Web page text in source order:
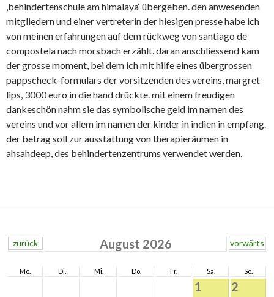
‚behindertenschule am himalaya‘ übergeben. den anwesenden
mitgliedern und einer vertreterin der hiesigen presse habe ich
von meinen erfahrungen auf dem rückweg von santiago de
compostela nach morsbach erzählt. daran anschliessend kam
der grosse moment, bei dem ich mit hilfe eines übergrossen
pappscheck-formulars der vorsitzenden des vereins, margret
lips, 3000 euro in die hand drückte. mit einem freudigen
dankeschön nahm sie das symbolische geld im namen des
vereins und vor allem im namen der kinder in indien in empfang.
der betrag soll zur ausstattung von therapieräumen in
ahsahdeep, des behindertenzentrums verwendet werden.
zurück August 2026 vorwärts
Mo. Di. Mi. Do. Fr. Sa. So.
1 2